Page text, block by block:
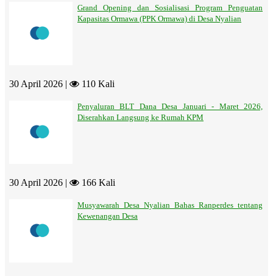
Grand Opening dan Sosialisasi Program Penguatan
Kapasitas Ormawa (PPK Ormawa) di Desa Nyalian
30 April 2026 | 110 Kali
Penyaluran BLT Dana Desa Januari - Maret 2026,
Diserahkan Langsung ke Rumah KPM
30 April 2026 | 166 Kali
Musyawarah Desa Nyalian Bahas Ranperdes tentang
Kewenangan Desa